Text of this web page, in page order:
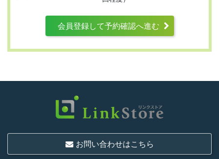
第3条 （利用資格）
いものとします。
18歳以上の独身者であること
会員登録して予約確認へ進む
お問い合わせはこちら